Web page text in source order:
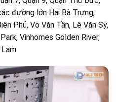
đường lớn Hai Bà Trưng,
Phủ, Võ Văn Tần, Lê Văn Sỹ,
Vinhomes Golden River,